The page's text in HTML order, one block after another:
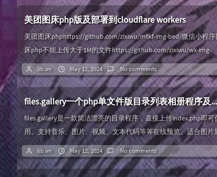
美团图床php版及部署到cloudflare workers
美团图床phphttps://github.com/zixiwu/mtkf-img-bed/微信小程序
床php不能上传大于1M的文件https://github.com/zixiwu/wx-img-
bed163图床php不能上传中文名的文件
https://github.com/zixiwu/163-img-bed某资源网图片上传接口来
部署到cloudflare workers来源源码：h...
lib.im May 12, 2024 No comments
files.gallery一个php单文件版目录列表相册程序及开心方法
files.gallery是一款简洁漂亮的目录程序，直接上传index.php即可
用。支持音乐、图片、视频、文本代码等等在线预览。适合图片
示，目录索引等需求。官网 DEMOfiles.photo.gallery任意版本破解
复制下方代码在它加载的外部js文件之前找个地方直接粘贴就行
语言包会自动修改成最新版本的，无需担心!function(){const
lib.im May 12, 2024 No comments